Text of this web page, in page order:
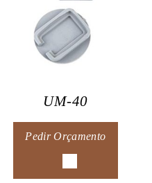
UM-40
Pedir Orçamento